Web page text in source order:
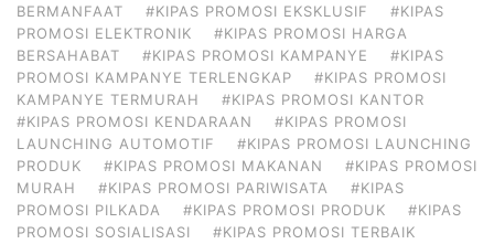
BERMANFAAT
#KIPAS PROMOSI EKSKLUSIF
#KIPAS
PROMOSI ELEKTRONIK
#KIPAS PROMOSI HARGA
BERSAHABAT
#KIPAS PROMOSI KAMPANYE
#KIPAS
PROMOSI KAMPANYE TERLENGKAP
#KIPAS PROMOSI
KAMPANYE TERMURAH
#KIPAS PROMOSI KANTOR
#KIPAS PROMOSI KENDARAAN
#KIPAS PROMOSI
LAUNCHING AUTOMOTIF
#KIPAS PROMOSI LAUNCHING
PRODUK
#KIPAS PROMOSI MAKANAN
#KIPAS PROMOSI
MURAH
#KIPAS PROMOSI PARIWISATA
#KIPAS
PROMOSI PILKADA
#KIPAS PROMOSI PRODUK
#KIPAS
PROMOSI SOSIALISASI
#KIPAS PROMOSI TERBAIK